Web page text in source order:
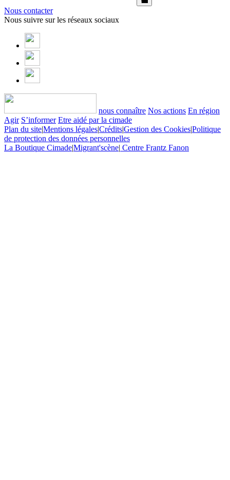
Nous contacter
Nous suivre sur les réseaux sociaux
nous connaître Nos actions En région
Agir S’informer Etre aidé par la cimade
Plan du site|Mentions légales|Crédits|Gestion des Cookies|Politique
de protection des données personnelles
La Boutique Cimade|Migrant'scène| Centre Frantz Fanon